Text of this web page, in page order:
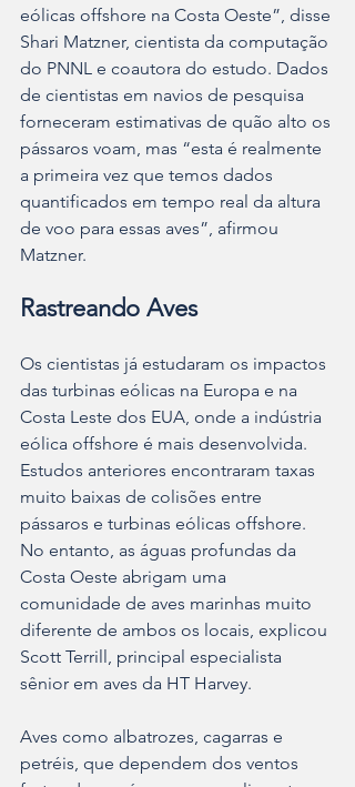
eólicas offshore na Costa Oeste”, disse
Shari Matzner, cientista da computação
do PNNL e coautora do estudo. Dados
de cientistas em navios de pesquisa
forneceram estimativas de quão alto os
pássaros voam, mas “esta é realmente
a primeira vez que temos dados
quantificados em tempo real da altura
de voo para essas aves”, afirmou
Matzner.
Rastreando Aves
Os cientistas já estudaram os impactos
das turbinas eólicas na Europa e na
Costa Leste dos EUA, onde a indústria
eólica offshore é mais desenvolvida.
Estudos anteriores encontraram taxas
muito baixas de colisões entre
pássaros e turbinas eólicas offshore.
No entanto, as águas profundas da
Costa Oeste abrigam uma
comunidade de aves marinhas muito
diferente de ambos os locais, explicou
Scott Terrill, principal especialista
sênior em aves da HT Harvey.
Aves como albatrozes, cagarras e
petréis, que dependem dos ventos